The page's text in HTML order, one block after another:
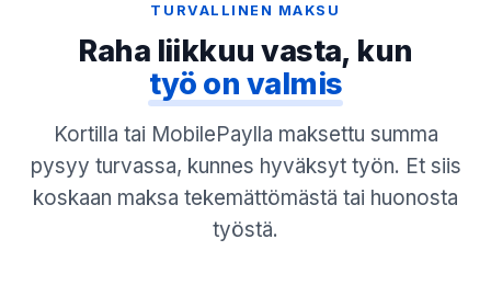
TURVALLINEN MAKSU
Raha liikkuu vasta, kun
työ on valmis
Kortilla tai MobilePaylla maksettu summa
pysyy turvassa, kunnes hyväksyt työn. Et siis
koskaan maksa tekemättömästä tai huonosta
työstä.